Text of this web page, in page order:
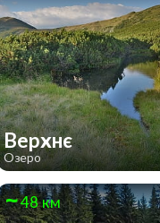
Верхнє
Озеро
48 км